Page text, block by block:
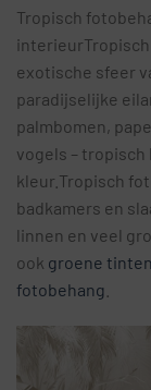
Tropisch
exotische sfeer
paradijselijke
palmbomen,
vogels –
kleur.Tropisch
badkamers en
linnen en veel
ook groene tinten
fotobehang